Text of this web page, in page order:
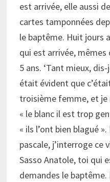
est arrivée, elle aussi
cartes tamponnées
le baptême. Huit jours
qui est arrivée,
5 ans. ‘Tant mieux,
était évident que
troisième femme, et je
« le blanc il est trop
« ils l’ont bien blagué
pascale, j’interroge ce
Sasso Anatole, toi qui
demandes le